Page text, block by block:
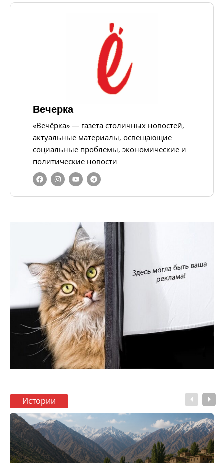
Вечерка
«Вечёрка» — газета столичных новостей,
актуальные материалы, освещающие
социальные проблемы, экономические и
политические новости
Истории